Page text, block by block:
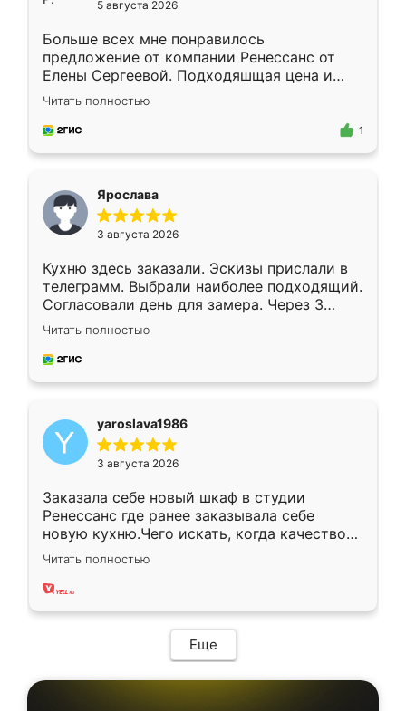
5 августа 2026
Больше всех мне понравилось
предложение от компании Ренессанс от
Елены Сергеевой. Подходяшщая цена и
короткие сроки изготовления. Приехавший
для замера сотрудник Владислав
предложил по моему эскизу самый
Читать полностью
1
Ярослава
3 августа 2026
Кухню здесь заказали. Эскизы прислали в
телеграмм. Выбрали наиболее подходящий.
Согласовали день для замера. Через 3
недели кухня была уже готова. Остались
довольны работой. Спасибо Ренессанс
мебель за качественную работу!
Читать полностью
yaroslava1986
3 августа 2026
Заказала себе новый шкаф в студии
Ренессанс где ранее заказывала себе
новую кухню.Чего искать, когда качеством
вполне довольна. Служит кухня уже почти
два года, нареканий нет.
Читать полностью
Еще